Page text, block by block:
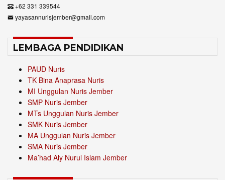
+62 331 339544
yayasannurisjember@gmail.com
LEMBAGA PENDIDIKAN
PAUD Nuris
TK Bina Anaprasa Nuris
MI Unggulan Nuris Jember
SMP Nuris Jember
MTs Unggulan Nuris Jember
SMK Nuris Jember
MA Unggulan Nuris Jember
SMA Nuris Jember
Ma’had Aly Nurul Islam Jember